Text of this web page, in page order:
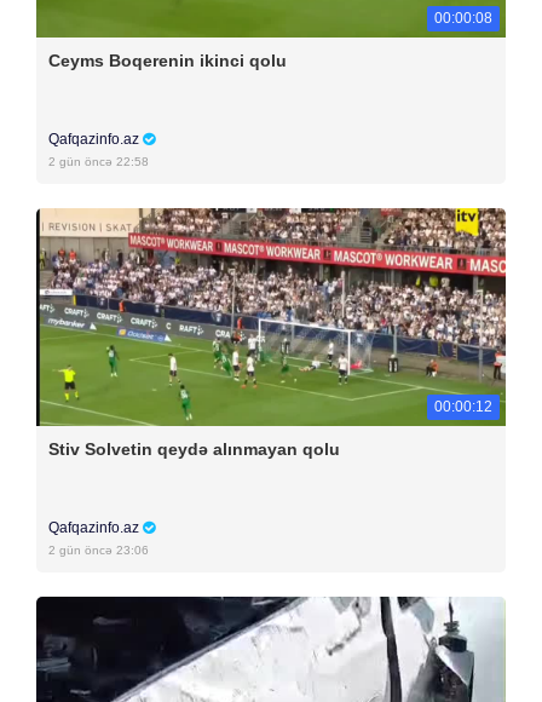
00:00:08
Ceyms Boqerenin ikinci qolu
Qafqazinfo.az
2 gün öncə 22:58
00:00:12
Stiv Solvetin qeydə alınmayan qolu
Qafqazinfo.az
2 gün öncə 23:06